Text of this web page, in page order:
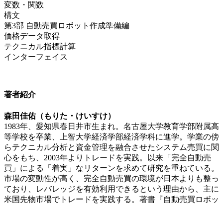
変数・関数
構文
第3部 自動売買ロボット作成準備編
価格データ取得
テクニカル指標計算
インターフェイス
著者紹介
森田佳佑（もりた・けいすけ）
1983年、愛知県春日井市生まれ。名古屋大学教育学部附属高
等学校を卒業、上智大学経済学部経済学科に進学。学業の傍
らテクニカル分析と資金管理を融合させたシステム売買に関
心をもち、2003年よりトレードを実践。以来「完全自動売
買」による「着実」なリターンを求めて研究を重ねている。
市場の変動性が高く、完全自動売買の環境が日本よりも整っ
ており、レバレッジを有効利用できるという理由から、主に
米国先物市場でトレードを実践する。著書『自動売買ロボッ